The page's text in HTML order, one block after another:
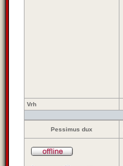
Vrh
Pessimus dux